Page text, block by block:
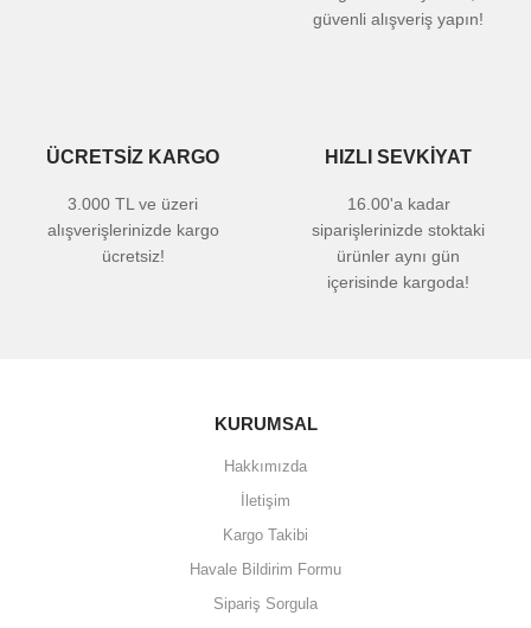
güvenli alışveriş yapın!
ÜCRETSİZ KARGO
3.000 TL ve üzeri
alışverişlerinizde kargo
ücretsiz!
HIZLI SEVKİYAT
16.00'a kadar
siparişlerinizde stoktaki
ürünler aynı gün
içerisinde kargoda!
KURUMSAL
Hakkımızda
İletişim
Kargo Takibi
Havale Bildirim Formu
Sipariş Sorgula